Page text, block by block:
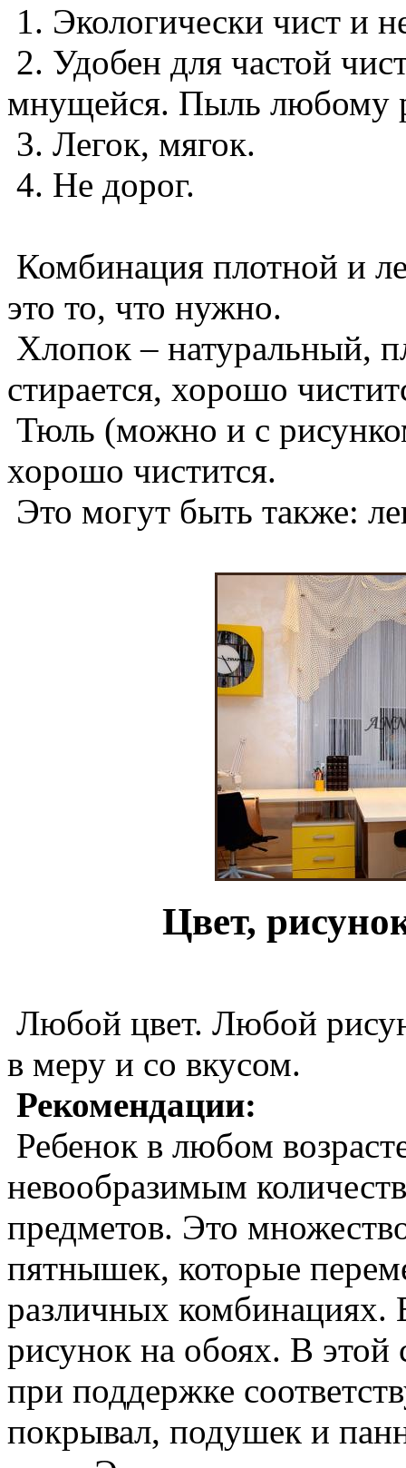
1. Экологически чист и
2. Удобен для частой
мнущейся. Пыль любому
3. Легок, мягок.
4. Не дорог.
Комбинация плотной и
это то, что нужно.
Хлопок – натуральный,
стирается, хорошо
Тюль (можно и с
хорошо чистится.
Это могут быть также:
Цвет,
Любой цвет. Любой
в меру и со вкусом.
Рекомендации:
Ребенок в любом
невообразимым
предметов. Это
пятнышек, которые
различных
рисунок на обоях. В
при поддержке
покрывал, подушек и